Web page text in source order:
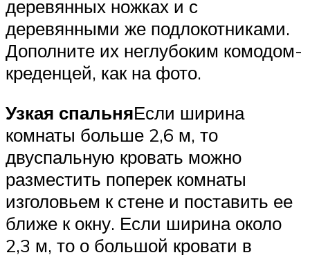
деревянных ножках и с
деревянными же подлокотниками.
Дополните их неглубоким комодом-
креденцей, как на фото.
Узкая спальняЕсли ширина
комнаты больше 2,6 м, то
двуспальную кровать можно
разместить поперек комнаты
изголовьем к стене и поставить ее
ближе к окну. Если ширина около
2,3 м, то о большой кровати в